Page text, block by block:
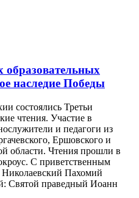
наследие Победы
состоялись Третьи
чтения. Участие в
и педагоги из
Ершовского и
области. Чтения прошли в
С приветственным
Пахомий
Святой праведный Иоанн